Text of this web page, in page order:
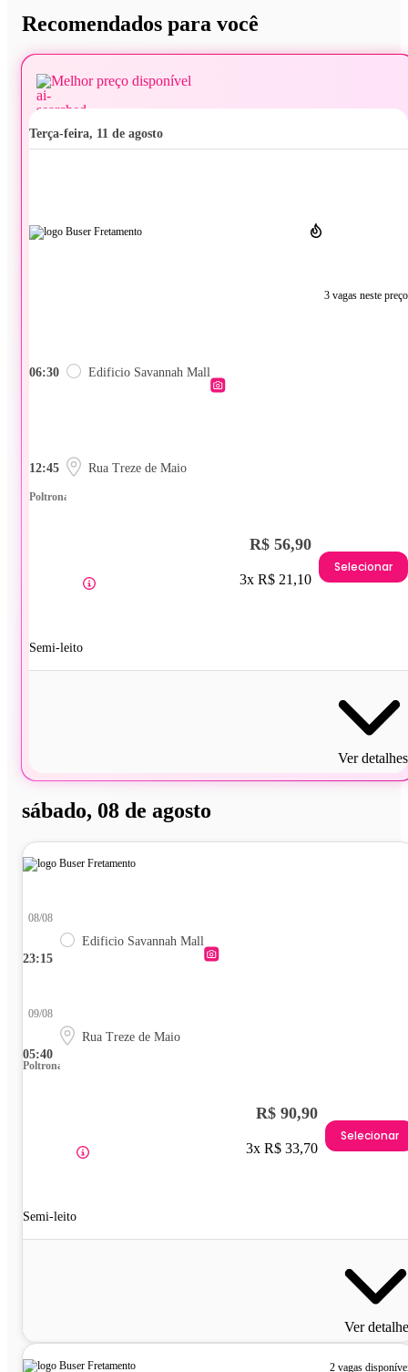
Recomendados para você
Melhor preço disponível
terça-feira, 11 de agosto
3 vagas neste preço
06:30 Edificio Savannah Mall
12:45 Rua Treze de Maio
Poltrona
Semi-leito
R$ 56,90
3x R$ 21,10
Selecionar
Ver detalhes
sábado, 08 de agosto
23:15
08/08
Edificio Savannah Mall
05:40
09/08
Rua Treze de Maio
Poltrona
Semi-leito
R$ 90,90
3x R$ 33,70
Selecionar
Ver
2 vagas